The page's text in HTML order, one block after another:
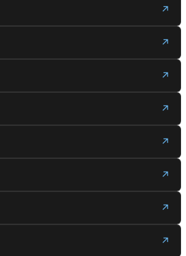
↗
↗
↗
↗
↗
↗
↗
↗